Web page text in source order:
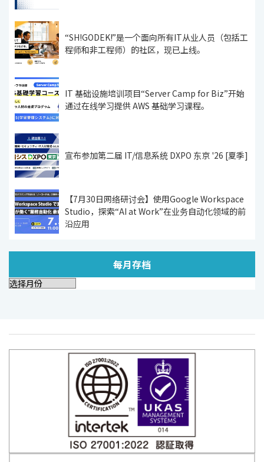
“SH!GODEK!”是一个面向所有IT从业人员（包括工
程师和非工程师）的社区，现已上线。
IT 基础设施培训项目“Server Camp for Biz”开始
通过在线学习提供 AWS 基础学习课程。
宣布参加第二届 IT/信息系统 DXPO 东京 '26 [夏季]
【7月30日网络研讨会】使用Google Workspace
Studio，探索“AI at Work”在业务自动化领域的前
沿应用
每月存档